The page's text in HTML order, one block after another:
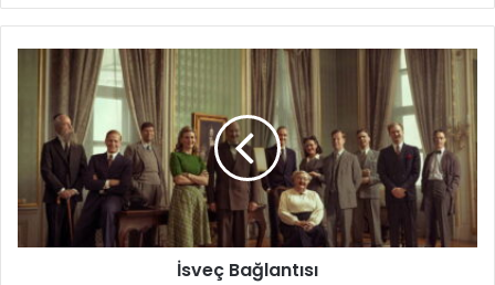
Bağlantısı
İsveç Bağlantısı